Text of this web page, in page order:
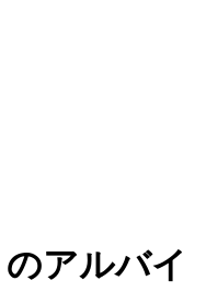
のアルバイ